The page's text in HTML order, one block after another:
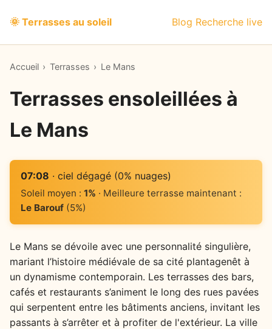
🌞 Terrasses au soleil Blog Recherche live
Accueil › Terrasses › Le Mans
Terrasses ensoleillées à
Le Mans
07:08 · ciel dégagé (0% nuages)
Soleil moyen : 1% · Meilleure terrasse maintenant :
Le Barouf(5%)
Le Mans se dévoile avec une personnalité singulière,
mariant l’histoire médiévale de sa cité plantagenêt à
un dynamisme contemporain. Les terrasses des bars,
cafés et restaurants s’animent le long des rues pavées
qui serpentent entre les bâtiments anciens, invitant les
passants à s’arrêter et à profiter de l'extérieur. La ville